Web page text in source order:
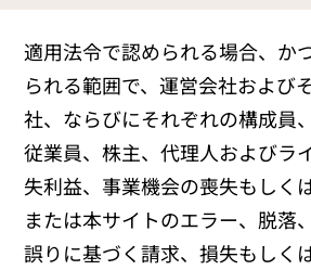
適用法令で認められる場合、か
られる範囲で、運営会社および
社、ならびにそれぞれの構成員
従業員、株主、代理人およびラ
失利益、事業機会の喪失もしく
または本サイトのエラー、脱落
誤りに基づく請求、損失もしく